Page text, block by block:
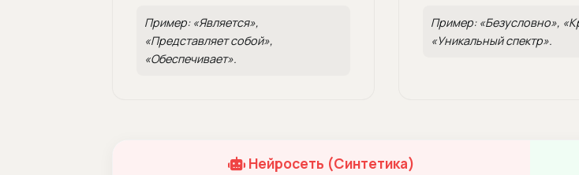
Пример: «Является»,
«Представляет собой»,
«Обеспечивает».
Пример: «Безусловно»,
«Уникальный спектр».
Нейросеть (Синтетика)